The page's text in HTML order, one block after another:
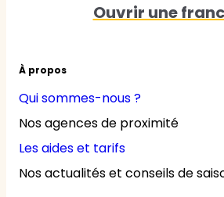
À propos
Qui sommes-nous ?
Nos agences de proximité
Les aides et tarifs
Nos actualités et conseils de
Ouvrir une